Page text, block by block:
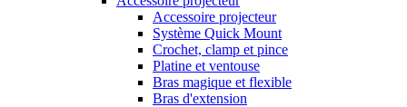
Accessoire projecteur
Système Quick Mount
Crochet, clamp et pince
Platine et ventouse
Bras magique et flexible
Bras d'extension